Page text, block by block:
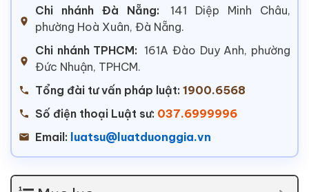
Chi nhánh Đà Nẵng:
141 Diệp Minh Châu,
phường Hoà Xuân, Đà Nẵng.
Chi nhánh TPHCM: 161A Đào Duy Anh, phường
Đức Nhuận, TPHCM.
Tổng đài tư vấn pháp luật: 1900.6568
Số điện thoại Luật sư: 037.6999996
Email: luatsu@luatduonggia.vn